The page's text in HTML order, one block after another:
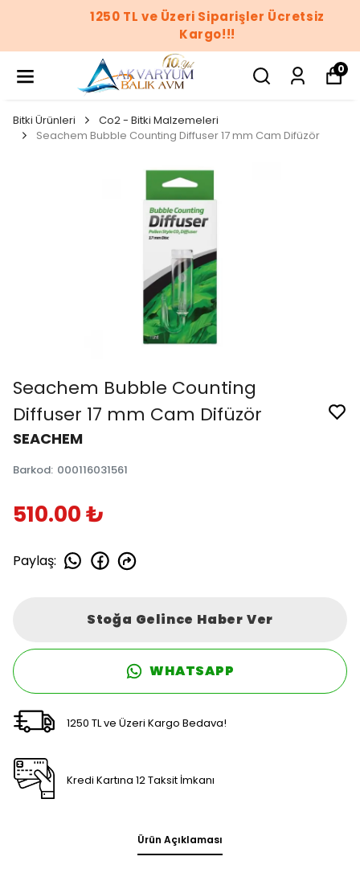
1250 TL ve Üzeri Siparişler Ücretsiz
Kargo!!!
0
Bitki Ürünleri
Co2 - Bitki Malzemeleri
Seachem Bubble Counting Diffuser 17 mm Cam Difüzör
Seachem Bubble Counting
Diffuser 17 mm Cam Difüzör
SEACHEM
Barkod: 000116031561
510.00 ₺
Paylaş:
Stoğa Gelince Haber Ver
WHATSAPP
1250 TL ve Üzeri Kargo Bedava!
Kredi Kartına 12 Taksit İmkanı
Ürün Açıklaması